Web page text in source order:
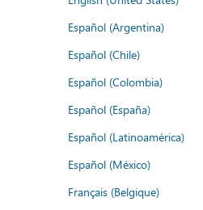
Español (Argentina)
Español (Chile)
Español (Colombia)
Español (España)
Español (Latinoamérica)
Español (México)
Français (Belgique)